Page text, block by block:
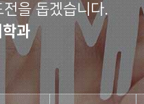
을 돕겠습니다.​
학과